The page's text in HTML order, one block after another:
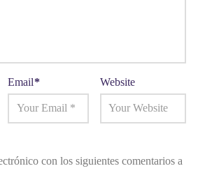
Email* Website
con los siguientes comentarios a